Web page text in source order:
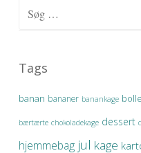
Søg efter:
Tags
banan bananer banankage
bærtærte chokoladekage dessert
hjemmebag jul kage